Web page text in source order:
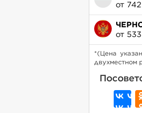
от 742
от 533
*(Цена
двухместном